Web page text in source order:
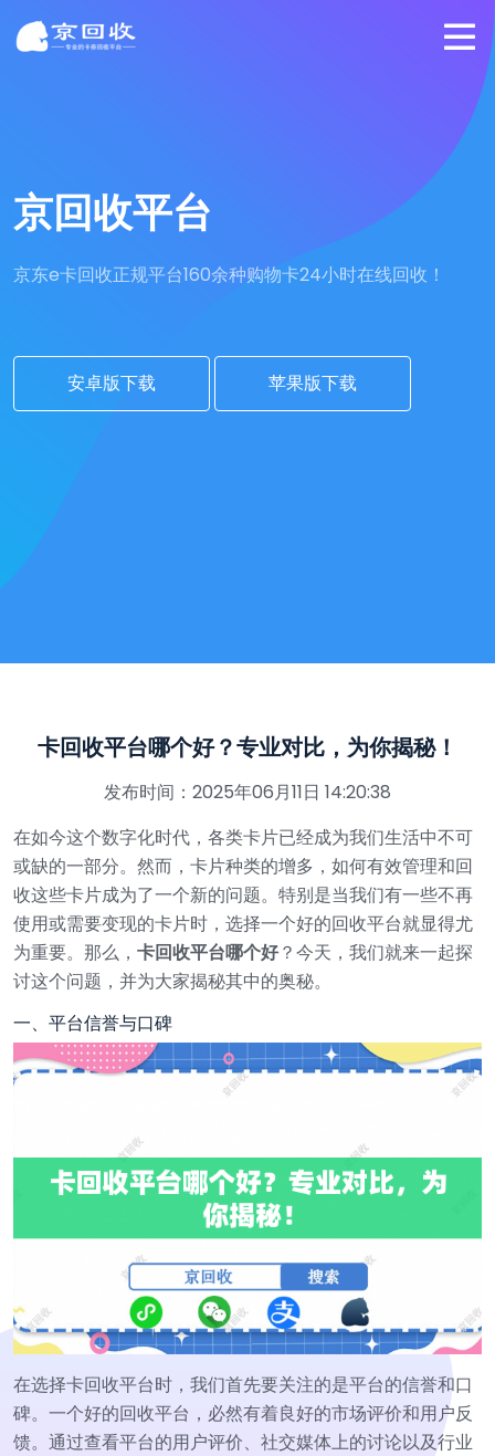
京回收平台
京东e卡回收正规平台160余种购物卡24小时在线回收！
安卓版下载 苹果版下载
卡回收平台哪个好？专业对比，为你揭秘！
发布时间：2025年06月11日 14:20:38
在如今这个数字化时代，各类卡片已经成为我们生活中不可
或缺的一部分。然而，卡片种类的增多，如何有效管理和回
收这些卡片成为了一个新的问题。特别是当我们有一些不再
使用或需要变现的卡片时，选择一个好的回收平台就显得尤
为重要。那么， 卡回收平台哪个好？今天，我们就来一起探
讨这个问题，并为大家揭秘其中的奥秘。
一、平台信誉与口碑
在选择卡回收平台时，我们首先要关注的是平台的信誉和口
碑。一个好的回收平台，必然有着良好的市场评价和用户反
馈。通过查看平台的用户评价、社交媒体上的讨论以及行业